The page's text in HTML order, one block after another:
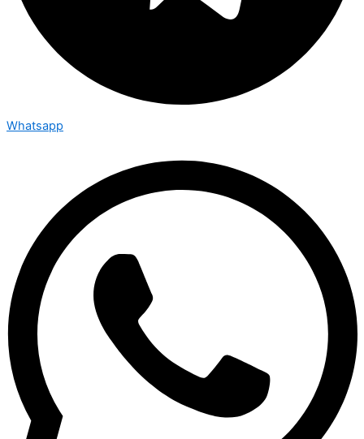
Whatsapp